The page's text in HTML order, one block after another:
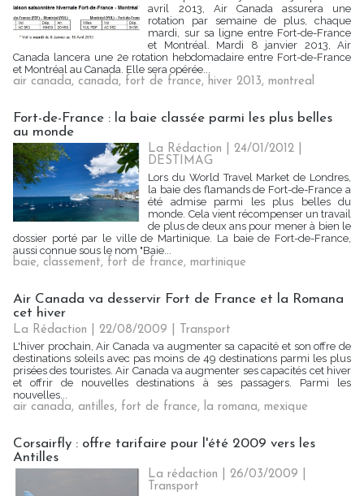
avril 2013, Air Canada assurera une
rotation par semaine de plus, chaque
mardi, sur sa ligne entre Fort-de-France
et Montréal. Mardi 8 janvier 2013, Air
Canada lancera une 2e rotation hebdomadaire entre Fort-de-France
et Montréal au Canada. Elle sera opérée...
air canada, canada, fort de france, hiver 2013, montreal
Fort-de-France : la baie classée parmi les plus belles
au monde
La Rédaction | 24/01/2012
DESTIMAG
Lors du World Travel Market de Londres,
la baie des flamands de Fort-de-France a
été admise parmi les plus belles du
monde. Cela vient récompenser un travail
de plus de deux ans pour mener à bien le
dossier porté par le ville de Martinique. La baie de Fort-de-France,
aussi connue sous le nom "Baie...
baie, classement, fort de france, martinique
Air Canada va desservir Fort de France et la Romana
cet hiver
La Rédaction | 22/08/2009
Transport
L'hiver prochain, Air Canada va augmenter sa capacité et son offre de
destinations soleils avec pas moins de 49 destinations parmi les plus
prisées des touristes. Air Canada va augmenter ses capacités cet hiver
et offrir de nouvelles destinations à ses passagers. Parmi les
nouvelles...
air canada, antilles, fort de france, la romana, mexique
Corsairfly : offre tarifaire pour l'été 2009 vers les
Antilles
La rédaction | 26/03/2009
Transport